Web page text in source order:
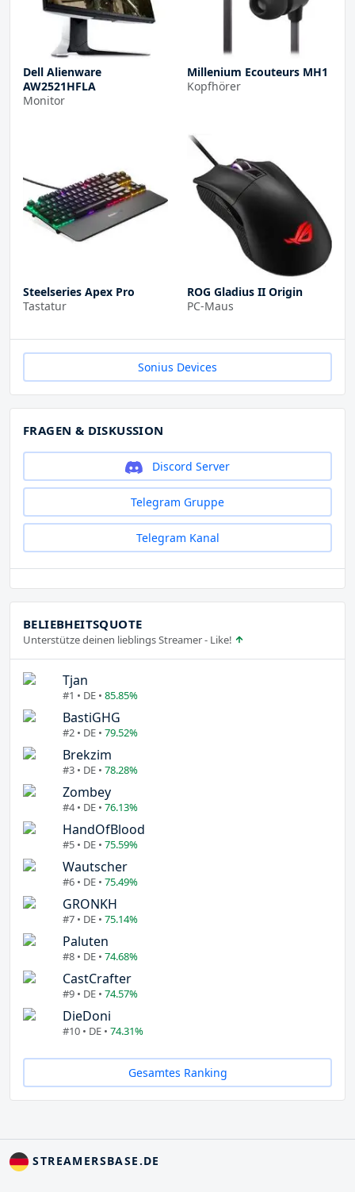
Dell Alienware
AW2521HFLA
Monitor
Millenium Ecouteurs MH1
Kopfhörer
Steelseries Apex Pro
Tastatur
ROG Gladius II Origin
PC-Maus
Sonius Devices
FRAGEN & DISKUSSION
Discord Server
Telegram Gruppe
Telegram Kanal
BELIEBHEITSQUOTE
Unterstütze deinen lieblings Streamer - Like!
Tjan
#1 • DE • 85.85%
BastiGHG
#2 • DE • 79.52%
Brekzim
#3 • DE • 78.28%
Zombey
#4 • DE • 76.13%
HandOfBlood
#5 • DE • 75.59%
Wautscher
#6 • DE • 75.49%
GRONKH
#7 • DE • 75.14%
Paluten
#8 • DE • 74.68%
CastCrafter
#9 • DE • 74.57%
DieDoni
#10 • DE • 74.31%
Gesamtes Ranking
STREAMERSBASE.DE